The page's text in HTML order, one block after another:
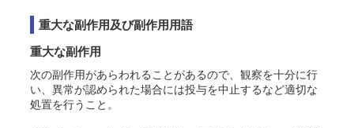
重大な副作用及び副作用用語
重大な副作用
次の副作用があらわれることがあるので、観察を十分に行
い、異常が認められた場合には投与を中止するなど適切な
処置を行うこと 。